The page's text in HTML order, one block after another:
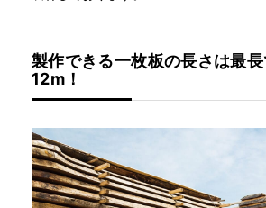
製作できる一枚板の長さは最長
12m！